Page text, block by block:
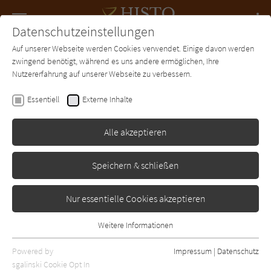
SUCHE Forum Charts Newsletter
Jenny Bond
Unter dem Nordlicht
Erschienen: Januar 2015 Bibliogr. Angaben
Datenschutzeinstellungen
Auf unserer Webseite werden Cookies verwendet. Einige davon werden
zwingend benötigt, während es uns andere ermöglichen, Ihre
Nutzererfahrung auf unserer Webseite zu verbessern.
Essentiell Externe Inhalte
Alle akzeptieren
Speichern & schließen
Nur essentielle Cookies akzeptieren
Essentielle Cookies werden für grundlegende Funktionen der
Webseite benötigt. Dadurch ist gewährleistet, dass die Webseite
Weitere Informationen
Powered by
sgalinski Cookie Opt In
Impressum | Datenschutz